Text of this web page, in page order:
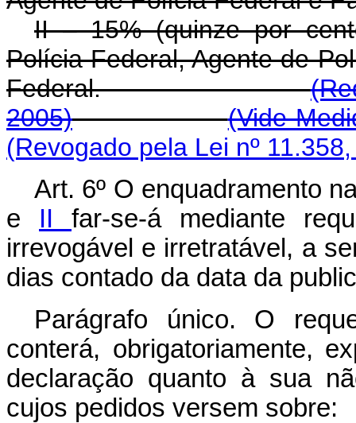
II – 15% (quinze por
Polícia Federal, Agente de
Federal.
2005)
(Vide
(Revogado pela Lei nº
Art. 6º O enquadramento
e II far-se-á mediante
irrevogável e irretratável, a
dias contado da data da
Parágrafo único. O
conterá, obrigatoriamente,
declaração quanto à sua
cujos pedidos versem sobre: